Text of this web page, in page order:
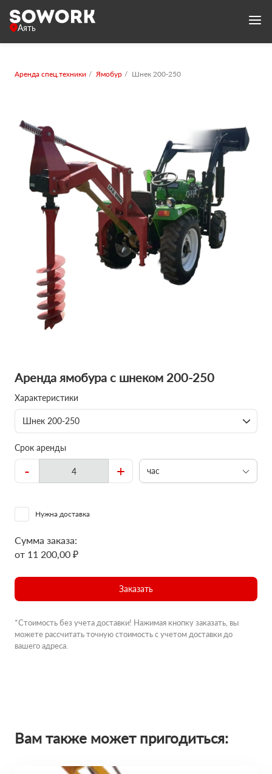
Аять
Аренда спец.техники Ямобур Шнек 200-250
Аренда ямобура с шнеком 200-250
Характеристики
Шнек 200-250
Срок аренды
- + час
Нужна доставка
Сумма заказа:
от 11 200,00 ₽
Заказать
*Стоимость без учета доставки! Нажимая кнопку заказать, вы
можете рассчитать точную стоимость с учетом доставки до
вашего адреса.
Вам также может пригодиться: